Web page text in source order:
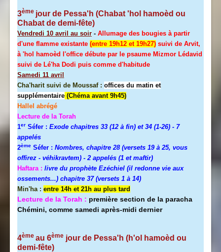
3ème jour de Pessa'h (Chabat 'hol hamoèd ou
Chabat de demi-fête)
Vendredi 10 avril au soir - Allumage des bougies à partir
d'une flamme existante (entre 19h12 et 19h27) suivi de Arvit,
à 'hol hamoèd l'office débute par le psaume Mizmor Lédavid
suivi de Lé'ha Dodi puis comme d'habitude
Samedi 11 avril
Cha'harit suivi de Moussaf : offices du matin et
supplémentaire (Chéma avant 9h45)
Hallel abrégé
Lecture de la Torah
1er Séfer : Exode chapitres 33 (12 à fin) et 34 (1-26) - 7
appelés
2ème Séfer : Nombres, chapitre 28 (versets 19 à 25, vous
offirez - véhikravtem) - 2 appelés (1 et maftir)
Haftara : livre du prophète Ezéchiel (il redonne vie aux
ossements...) chapitre 37 (versets 1 à 14)
Min'ha : entre 14h et 21h au plus tard
Lecture de la Torah : première section de la paracha
Chémini, comme samedi après-midi dernier
4ème au 6ème jour de Pessa'h (h'ol hamoèd ou
demi-fête)